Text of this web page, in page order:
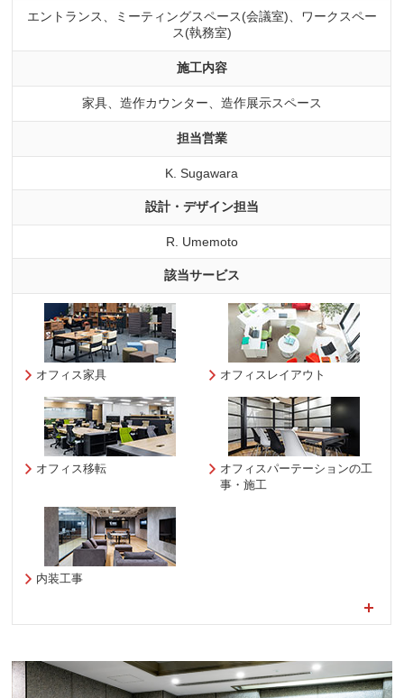
エントランス、ミーティングスペース(会議室)、ワークスペー
ス(執務室)
施工内容
家具、造作カウンター、造作展示スペース
担当営業
K. Sugawara
設計・デザイン担当
R. Umemoto
該当サービス
オフィス家具 オフィスレイアウト
オフィス移転
オフィスパーテーションの工
事・施工
内装工事